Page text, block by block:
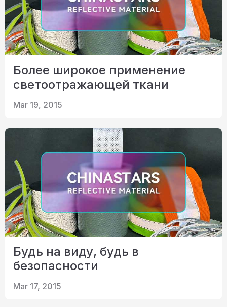
Более широкое применение
светоотражающей ткани
Mar 19, 2015
Будь на виду, будь в
безопасности
Mar 17, 2015